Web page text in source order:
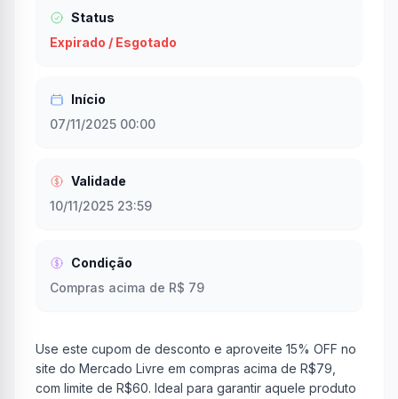
Status
Expirado / Esgotado
Início
07/11/2025 00:00
Validade
10/11/2025 23:59
Condição
Compras acima de R$ 79
Use este cupom de desconto e aproveite 15% OFF no
site do Mercado Livre em compras acima de R$79,
com limite de R$60. Ideal para garantir aquele produto